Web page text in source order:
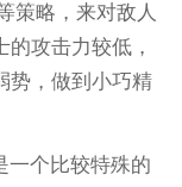
策略，来对敌人
攻击力较低，
势，做到小巧精
一个比较特殊的